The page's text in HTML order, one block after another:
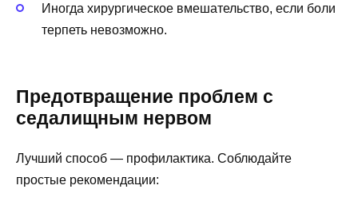
Иногда хирургическое вмешательство, если боли
терпеть невозможно.
Предотвращение проблем с
седалищным нервом
Лучший способ — профилактика. Соблюдайте
простые рекомендации: